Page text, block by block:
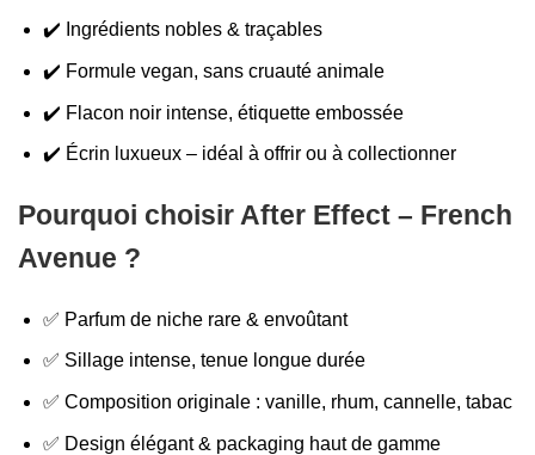
✔️ Ingrédients nobles & traçables
✔️ Formule vegan, sans cruauté animale
✔️ Flacon noir intense, étiquette embossée
✔️ Écrin luxueux – idéal à offrir ou à collectionner
Pourquoi choisir After Effect – French
Avenue ?
✅ Parfum de niche rare & envoûtant
✅ Sillage intense, tenue longue durée
✅ Composition originale : vanille, rhum, cannelle, tabac
✅ Design élégant & packaging haut de gamme